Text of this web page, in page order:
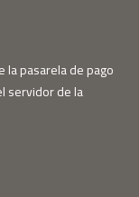
la pasarela de pago
servidor de la